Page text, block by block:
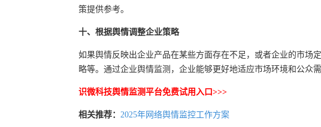
策提供参考。
十、根据舆情调整企业策略
如果舆情反映出企业产品在某些方面存在不足，或者企业的市场
略等。通过企业舆情监测，企业能够更好地适应市场环境和公众
识微科技舆情监测平台免费试用入口>>>
相关推荐： 2025年网络舆情监控工作方案